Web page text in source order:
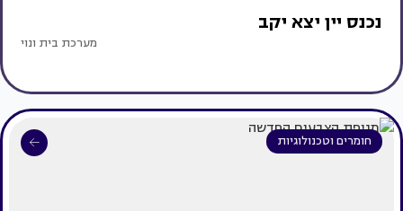
נכנס יין יצא יקב
מערכת בית ונוי
חומרים וטכנולוגיות